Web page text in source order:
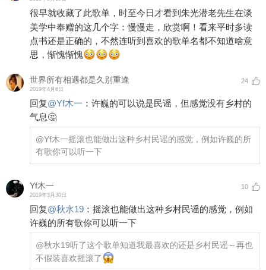
很早就收藏了此歌单，时至今日才看到朱光潜老先生在谈
美学中奉赠的这几个字：慢慢走，欣赏啊！看来平时多读
点书还是正确的，不然连听到喜欢的歌单名都不知道啥意
思，惭愧惭愧
世界所有相遇都是久别重逢
2019年4月6日
24
回复@Yf木一 ： 许巍的可以说是民谣，但感觉没有乡村的
气息🤔
@Yf木一摇滚也能做出这种乡村民谣的感觉，例如许巍的所
有歌你可以听一下
Yf木一
2019年3月30日
10
回复@秋水19 ： 摇滚也能做出这种乡村民谣的感觉，例如
许巍的所有歌你可以听一下
@秋水19听了这个歌单知道我最喜欢的还是乡村民谣～再也
不假装喜欢摇滚了